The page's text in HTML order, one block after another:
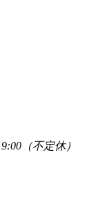
（不定休）